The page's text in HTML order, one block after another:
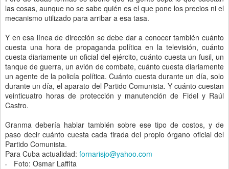
las cosas, aunque no se sabe quién es el que pone los precios ni el
mecanismo utilizado para arribar a esa tasa.
Y en esa línea de dirección se debe dar a conocer también cuánto
cuesta una hora de propaganda política en la televisión, cuánto
cuesta diariamente un oficial del ejército, cuánto cuesta un fusil, un
tanque de guerra, un avión de combate, cuánto cuesta diariamente
un agente de la policía política. Cuánto cuesta durante un día, solo
durante un día, el aparato del Partido Comunista. Y cuánto cuestan
veinticuatro horas de protección y manutención de Fidel y Raúl
Castro.
Granma debería hablar también sobre ese tipo de costos, y de
paso decir cuánto cuesta cada tirada del propio órgano oficial del
Partido Comunista.
Para Cuba actualidad: fornarisjo@yahoo.com
Foto: Osmar Laffita